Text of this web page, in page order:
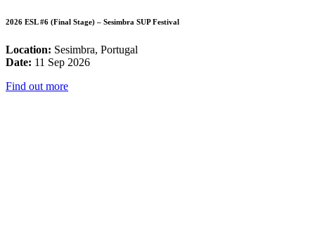
2026 ESL #6 (Final Stage) – Sesimbra SUP Festival
Location: Sesimbra, Portugal
Date: 11 Sep 2026
Find out more